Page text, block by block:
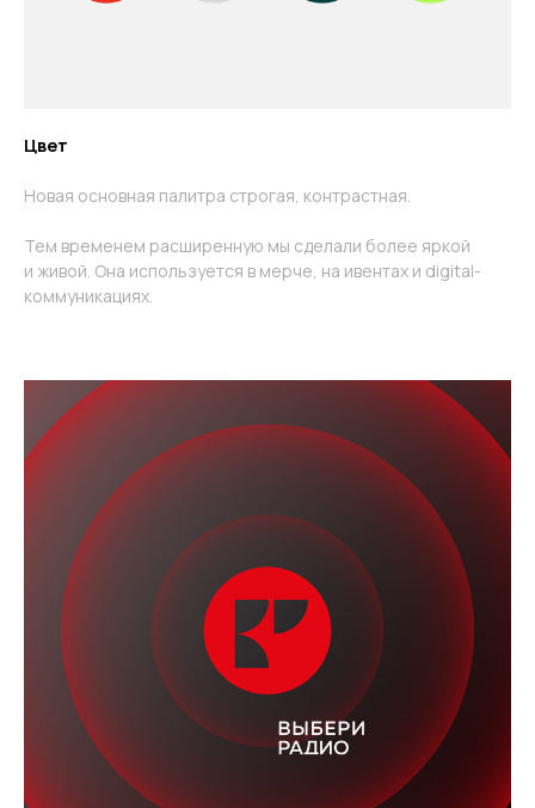
Цвет
Новая основная палитра строгая, контрастная.
Тем временем расширенную мы сделали более яркой
и живой. Она используется в мерче, на ивентах и digital-
коммуникациях.